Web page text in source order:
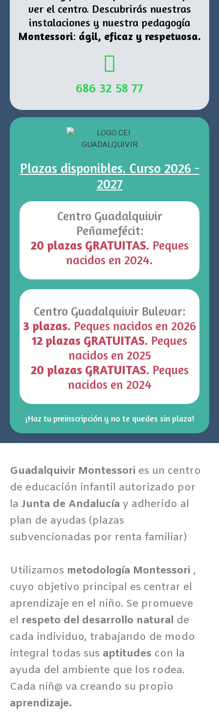
ver el centro. Descubrirás nuestras
instalaciones y nuestra pedagogía
Montessori: ágil, eficaz y respetuosa.
686 32 58 77
Plazas disponibles. Curso 2026 -
2027
Centro Guadalquivir
Peñamefécit:
20 plazas GRATUITAS. Peques
nacidos en 2024.
Centro Guadalquivir Bulevar:
3 plazas. Peques nacidos en 2026
12 plazas GRATUITAS. Peques
nacidos en 2025
20 plazas GRATUITAS. Peques
nacidos en 2024
¡Haz tu preinscripción y no te quedes sin plaza!
Guadalquivir Montessori es un centro
de educación infantil autorizado por
la Junta de Andalucía y adherido al
plan de ayudas (plazas
subvencionadas por renta familiar)
Utilizamos metodología Montessori ,
cuyo objetivo principal es centrar el
aprendizaje en el niño. Se promueve
el respeto del desarrollo natural de
cada individuo, trabajando de modo
integral todas sus aptitudes con la
ayuda del ambiente que los rodea.
Cada niñ@ va creando su propio
aprendizaje.